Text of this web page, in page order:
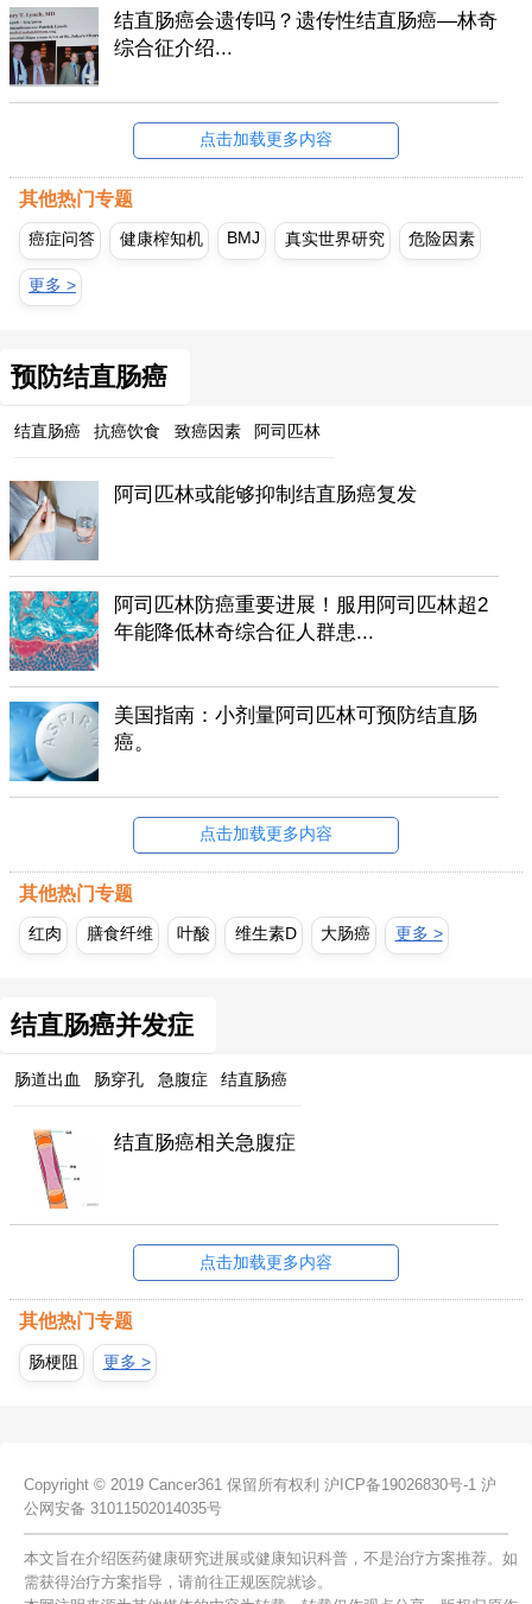
结直肠癌会遗传吗？遗传性结直肠癌—林奇
综合征介绍...
点击加载更多内容
其他热门专题
癌症问答 健康榨知机 BMJ 真实世界研究 危险因素
更多 >
预防结直肠癌
结直肠癌 抗癌饮食 致癌因素 阿司匹林
阿司匹林或能够抑制结直肠癌复发
阿司匹林防癌重要进展！服用阿司匹林超2
年能降低林奇综合征人群患...
美国指南：小剂量阿司匹林可预防结直肠
癌。
点击加载更多内容
其他热门专题
红肉 膳食纤维 叶酸 维生素D 大肠癌 更多 >
结直肠癌并发症
肠道出血 肠穿孔 急腹症 结直肠癌
结直肠癌相关急腹症
点击加载更多内容
其他热门专题
肠梗阻 更多 >
Copyright © 2019 Cancer361 保留所有权利 沪ICP备19026830号-1 沪
公网安备 31011502014035号
本文旨在介绍医药健康研究进展或健康知识科普，不是治疗方案推荐。如
需获得治疗方案指导，请前往正规医院就诊。